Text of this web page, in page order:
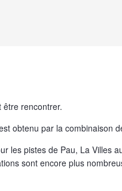
rencontrer.
obtenu par la combinaison
les pistes de Pau, La Villes
sont encore plus